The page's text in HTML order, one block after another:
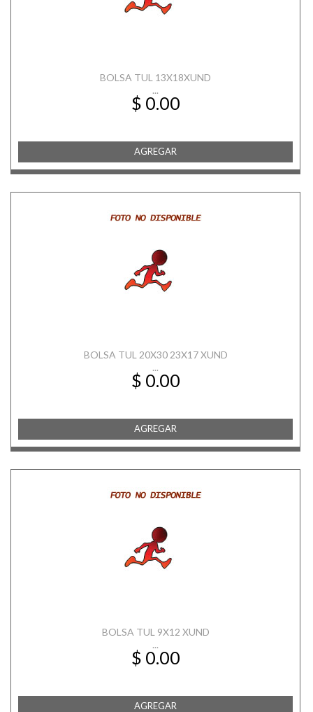
BOLSA TUL 13X18XUND
...
$ 0.00
AGREGAR
BOLSA TUL 20X30 23X17 XUND
...
$ 0.00
AGREGAR
BOLSA TUL 9X12 XUND
...
$ 0.00
AGREGAR